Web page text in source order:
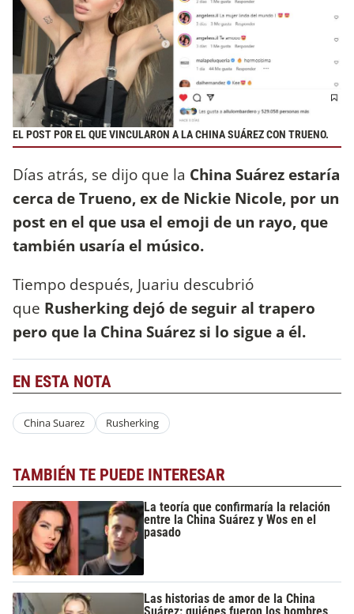
EL POST POR EL QUE VINCULARON A LA CHINA SUÁREZ CON TRUENO.
Días atrás, se dijo que la China Suárez estaría
cerca de Trueno, ex de Nickie Nicole, por un
post en el que usa el emoji de un rayo, que
también usaría el músico.
Tiempo después, Juariu descubrió
que Rusherking dejó de seguir al trapero
pero que la China Suárez si lo sigue a él.
EN ESTA NOTA
China Suarez Rusherking
TAMBIÉN TE PUEDE INTERESAR
La teoría que confirmaría la relación
entre la China Suárez y Wos en el
pasado
Las historias de amor de la China
Suárez: quiénes fueron los hombres